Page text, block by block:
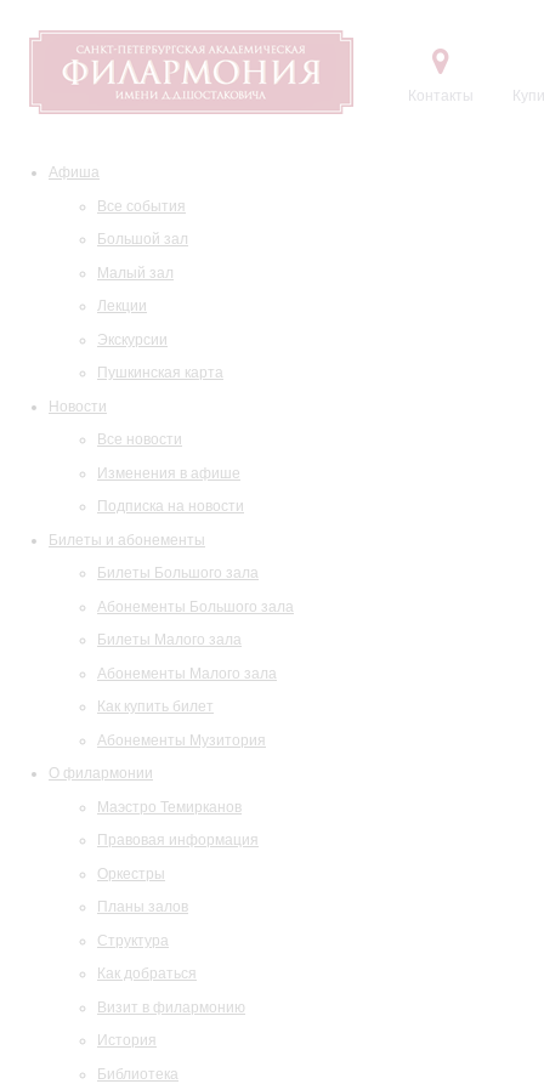
Контакты
Афиша
Все события
Большой зал
Малый зал
Лекции
Экскурсии
Пушкинская карта
Новости
Все новости
Изменения в афише
Подписка на новости
Билеты и абонементы
Билеты Большого зала
Абонементы Большого зала
Билеты Малого зала
Абонементы Малого зала
Как купить билет
Абонементы Музитория
О филармонии
Маэстро Темирканов
Правовая информация
Оркестры
Планы залов
Структура
Как добраться
Визит в филармонию
История
Библиотека